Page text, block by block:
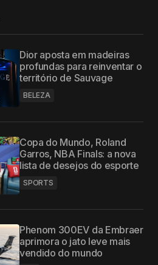
Dior aposta em madeiras
profundas para reinventar o
território de Sauvage
BELEZA
Copa do Mundo, Roland
Garros, NBA Finals: a nova
lista de desejos do esporte
SPORTS
Phenom 300EV da Embraer
aprimora o jato leve mais
vendido do mundo